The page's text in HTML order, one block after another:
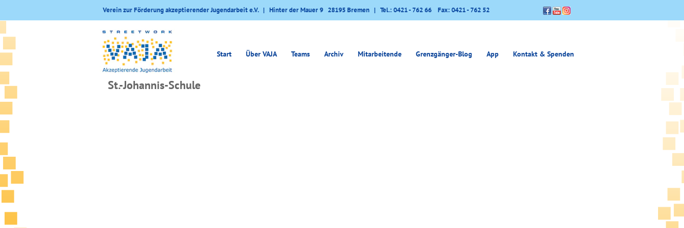
Verein zur Förderung akzeptierender Jugendarbeit e.V. | Hinter der Mauer 9 28195 Bremen | Tel.: 0421 - 762 66 Fax: 0421 - 762 52
Start Über VAJA Teams Archiv Mitarbeitende Grenzgänger-Blog App Kontakt & Spenden
St.-Johannis-Schule